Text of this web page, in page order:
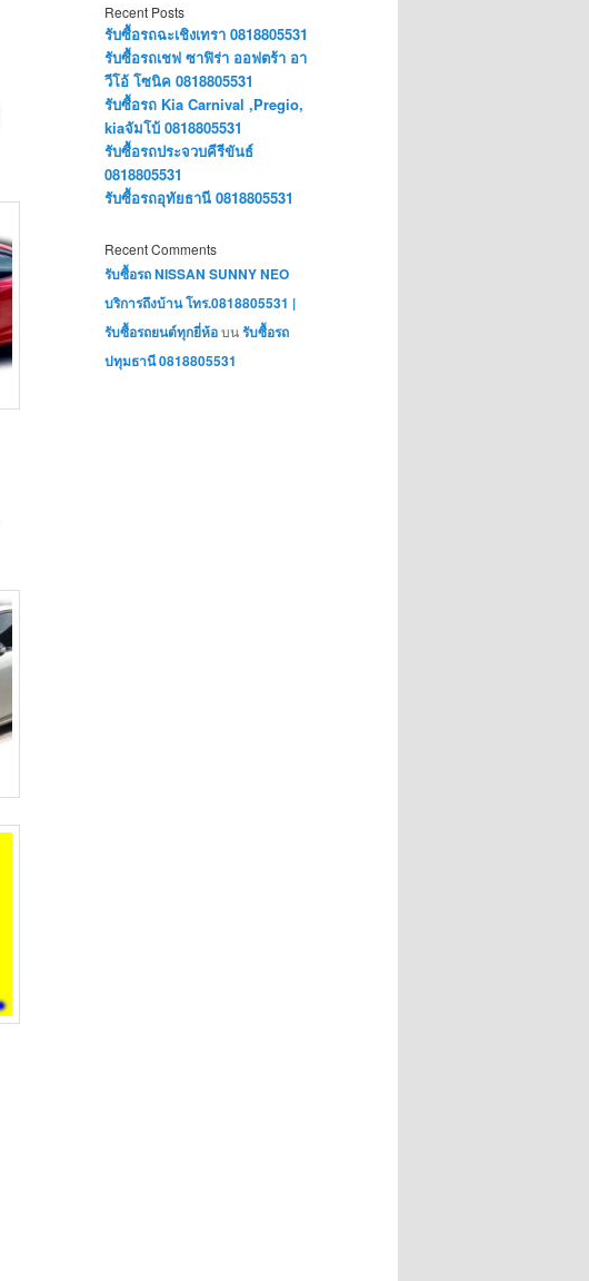
Recent Posts
รับซื้อรถฉะเชิงเทรา 0818805531
รับซื้อรถเชฟ ซาฟิร่า ออฟตร้า อา
วีโอ้ โซนิค 0818805531
รับซื้อรถ Kia Carnival ,Pregio,
kiaจัมโบ้ 0818805531
รับซื้อรถประจวบคีรีขันธ์
0818805531
รับซื้อรถอุทัยธานี 0818805531
Recent Comments
รับซื้อรถ NISSAN SUNNY NEO
บริการถึงบ้าน โทร.0818805531 |
รับซื้อรถยนต์ทุกยี่ห้อบนรับซื้อรถ
ปทุมธานี 0818805531